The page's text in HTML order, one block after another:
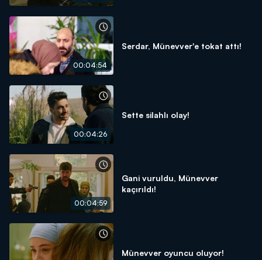
00:04:54
Serdar, Münevver'e tokat attı!
00:04:26
Sette silahlı olay!
00:04:59
Gani vuruldu, Münevver
kaçırıldı!
Münevver oyuncu oluyor!